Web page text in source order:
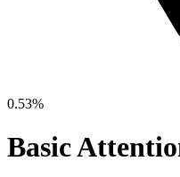
0.53%
Basic